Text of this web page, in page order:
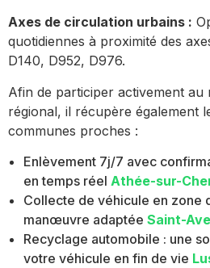
Axes de circulation urbains :
quotidiennes à proximité des
D140, D952, D976.
Afin de participer activement au
régional, il récupère également
communes proches :
Enlèvement 7j/7 avec
en temps réel Athée-sur-
Collecte de véhicule en zone
manœuvre adaptée Saint-
Recyclage automobile : une
votre véhicule en fin de vie